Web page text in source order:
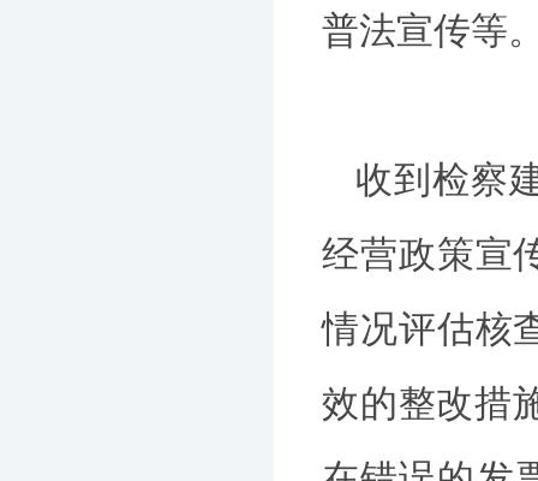
普法宣传等
收到检察
经营政策宣
情况评估核
效的整改措